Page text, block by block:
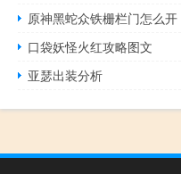
原神黑蛇众铁栅栏门怎么开
口袋妖怪火红攻略图文
亚瑟出装分析